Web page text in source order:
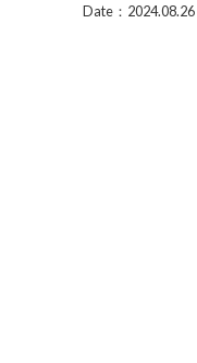
Date：2024.08.26